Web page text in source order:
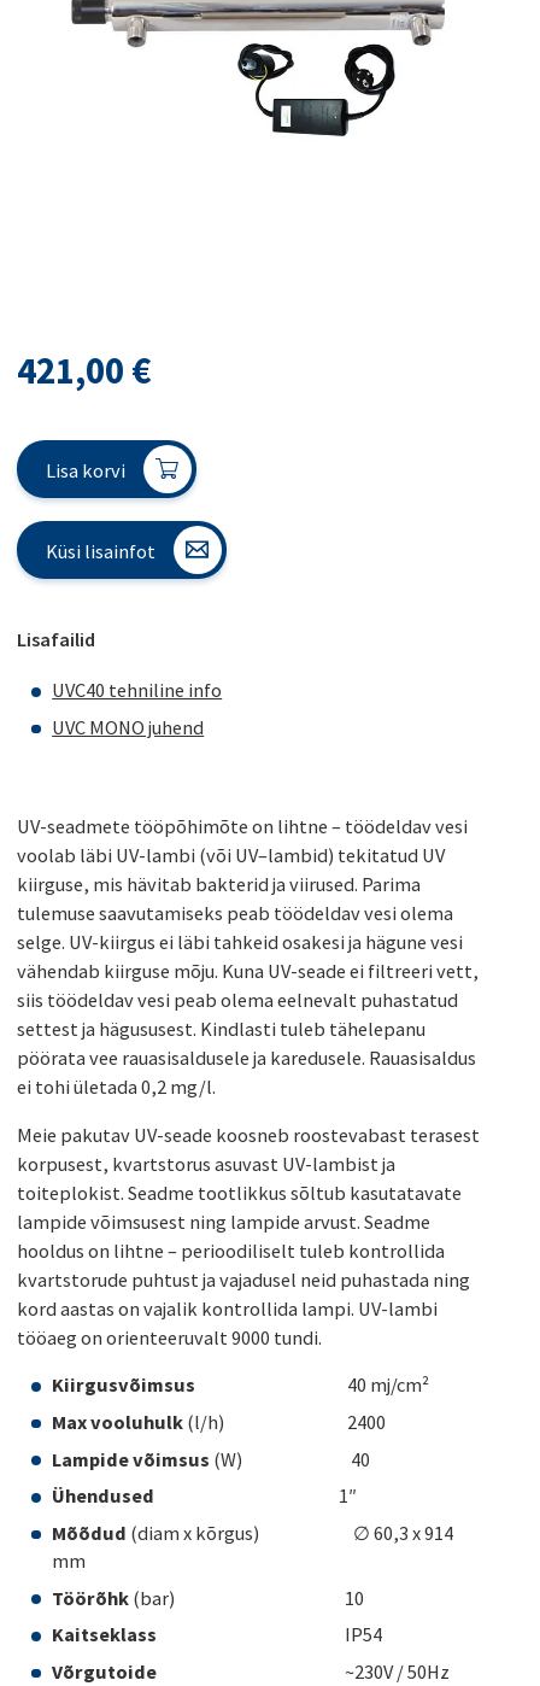
421,00 €
Lisa korvi
Küsi lisainfot
Lisafailid
UVC40 tehniline info
UVC MONO juhend
UV-seadmete tööpõhimõte on lihtne – töödeldav vesi
voolab läbi UV-lambi (või UV–lambid) tekitatud UV
kiirguse, mis hävitab bakterid ja viirused. Parima
tulemuse saavutamiseks peab töödeldav vesi olema
selge. UV-kiirgus ei läbi tahkeid osakesi ja hägune vesi
vähendab kiirguse mõju. Kuna UV-seade ei filtreeri vett,
siis töödeldav vesi peab olema eelnevalt puhastatud
settest ja hägususest. Kindlasti tuleb tähelepanu
pöörata vee rauasisaldusele ja karedusele. Rauasisaldus
ei tohi ületada 0,2 mg/l.
Meie pakutav UV-seade koosneb roostevabast terasest
korpusest, kvartstorus asuvast UV-lambist ja
toiteplokist. Seadme tootlikkus sõltub kasutatavate
lampide võimsusest ning lampide arvust. Seadme
hooldus on lihtne – perioodiliselt tuleb kontrollida
kvartstorude puhtust ja vajadusel neid puhastada ning
kord aastas on vajalik kontrollida lampi. UV-lambi
tööaeg on orienteeruvalt 9000 tundi.
Kiirgusvõimsus 40 mj/cm²
Max vooluhulk (l/h) 2400
Lampide võimsus (W) 40
Ühendused
1″
Mõõdud (diam x kõrgus) ∅ 60,3 x 914
mm
Töörõhk (bar) 10
Kaitseklass
IP54
Võrgutoide ~230V / 50Hz